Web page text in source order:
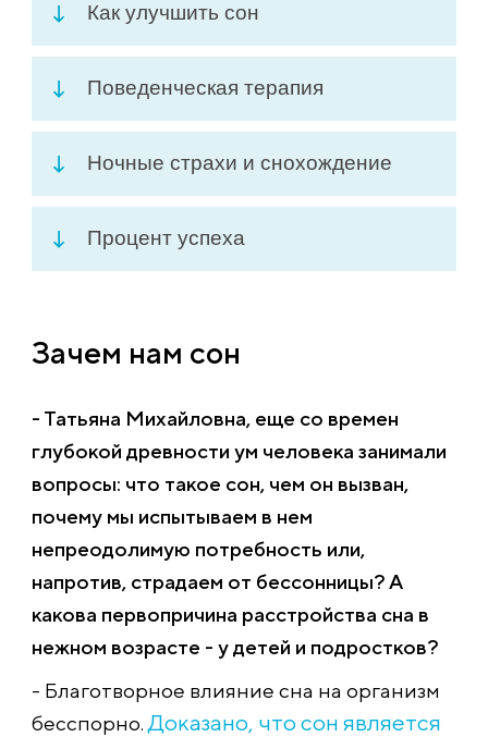
Зачем нам сон
- Татьяна Михайловна, еще со времен
глубокой древности ум человека занимали
вопросы: что такое сон, чем он вызван,
почему мы испытываем в нем
непреодолимую потребность или,
напротив, страдаем от бессонницы? А
какова первопричина расстройства сна в
нежном возрасте - у детей и подростков?
- Благотворное влияние сна на организм
бесспорно.Доказано, что сон является
Как улучшить сон
Поведенческая терапия
Ночные страхи и снохождение
Процент успеха